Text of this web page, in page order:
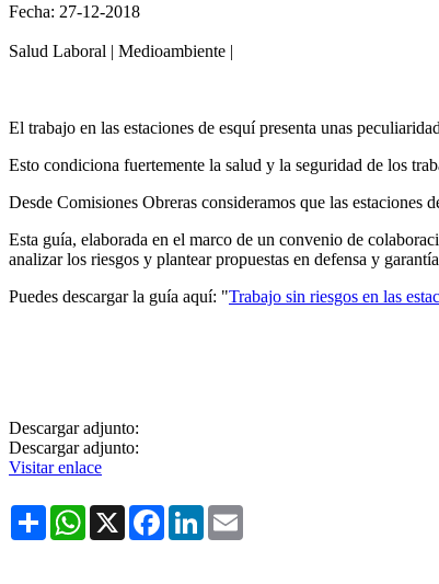
Fecha: 27-12-2018
Salud Laboral | Medioambiente |
El trabajo en las estaciones de esquí presenta unas
Esto condiciona fuertemente la salud y la seguridad de los
Desde Comisiones Obreras consideramos que las estaciones
Esta guía, elaborada en el marco de un convenio de
analizar los riesgos y plantear propuestas en defensa y
Puedes descargar la guía aquí: "Trabajo sin riesgos en las
Descargar adjunto:
Descargar adjunto:
Visitar enlace
Share WhatsApp
X FacebookLinkedIn